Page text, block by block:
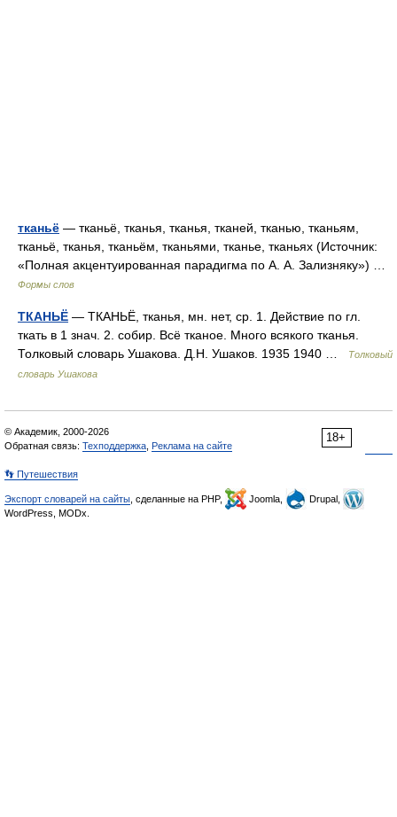
тканьё — тканьё, тканья, тканья, тканей, тканью, тканьям,
тканьё, тканья, тканьём, тканьями, тканье, тканьях (Источник:
«Полная акцентуированная парадигма по А. А. Зализняку») …
Формы слов
ТКАНЬЁ — ТКАНЬЁ, тканья, мн. нет, ср. 1. Действие по гл.
ткать в 1 знач. 2. собир. Всё тканое. Много всякого тканья.
Толковый словарь Ушакова. Д.Н. Ушаков. 1935 1940 …
Толковый
словарь Ушакова
18+
© Академик, 2000-2026
Обратная связь: Техподдержка Реклама на сайте
👣 Путешествия
Экспорт словарей на сайты , сделанные на PHP, Joomla,
Drupal,
WordPress, MODx.